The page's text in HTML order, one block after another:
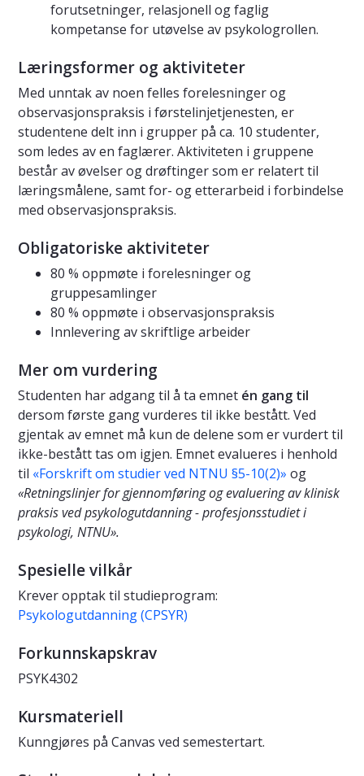
forutsetninger, relasjonell og faglig
kompetanse for utøvelse av psykologrollen.
Læringsformer og aktiviteter
Med unntak av noen felles forelesninger og
observasjonspraksis i førstelinjetjenesten, er
studentene delt inn i grupper på ca. 10 studenter,
som ledes av en faglærer. Aktiviteten i gruppene
består av øvelser og drøftinger som er relatert til
læringsmålene, samt for- og etterarbeid i forbindelse
med observasjonspraksis.
Obligatoriske aktiviteter
80 % oppmøte i forelesninger og
gruppesamlinger
80 % oppmøte i observasjonspraksis
Innlevering av skriftlige arbeider
Mer om vurdering
Studenten har adgang til å ta emnet én gang til
dersom første gang vurderes til ikke bestått. Ved
gjentak av emnet må kun de delene som er vurdert til
ikke-bestått tas om igjen. Emnet evalueres i henhold
til «Forskrift om studier ved NTNU §5-10(2)» og
«Retningslinjer for gjennomføring og evaluering av klinisk
praksis ved psykologutdanning - profesjonsstudiet i
psykologi, NTNU».
Spesielle vilkår
Krever opptak til studieprogram:
Psykologutdanning (CPSYR)
Forkunnskapskrav
PSYK4302
Kursmateriell
Kunngjøres på Canvas ved semestertart.